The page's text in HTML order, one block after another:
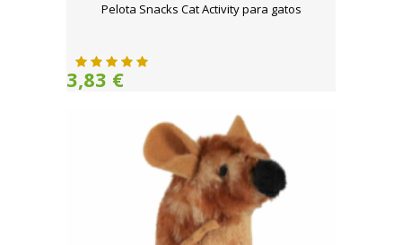
Pelota Snacks Cat Activity para gatos
3,83 €